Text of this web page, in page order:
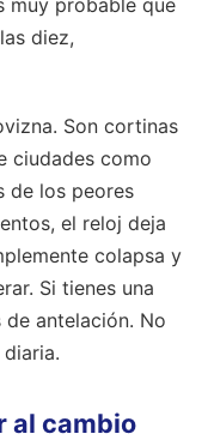
diez,
Son cortinas
ciudades como
de los peores
el reloj deja
colapsa y
Si tienes una
antelación. No
al cambio